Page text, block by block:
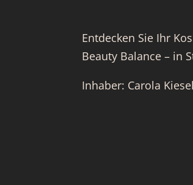
Entdecken Sie Ihr
Beauty Balance – in
Inhaber: Carola Kiesel